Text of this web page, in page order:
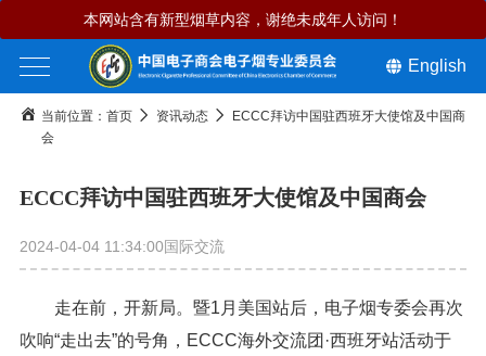
English
本网站含有新型烟草内容，谢绝未成年人访问！
当前位置： 首页 资讯动态
ECCC拜访中国驻西班牙大使馆及中国商
会
ECCC拜访中国驻西班牙大使馆及中国商会
2024-04-04 11:34:00国际交流
走在前，开新局。暨1月美国站后，电子烟专委会再次
吹响“走出去”的号角，ECCC海外交流团·西班牙站活动于